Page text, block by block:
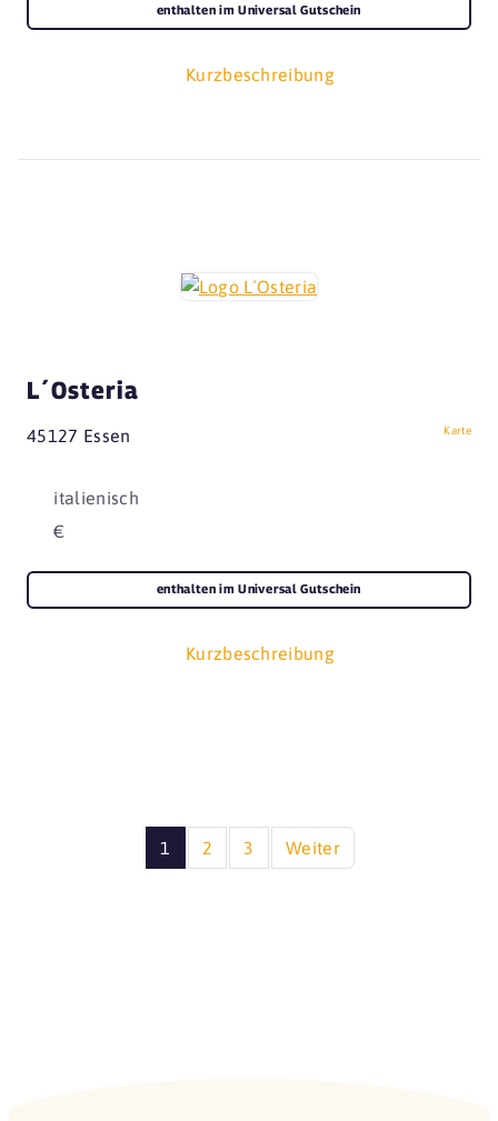
Kurzbeschreibung
enthalten im Universal Gutschein
L´Osteria
45127 Essen Karte
italienisch
€
Kurzbeschreibung
enthalten im Universal Gutschein
1 2 3 Weiter